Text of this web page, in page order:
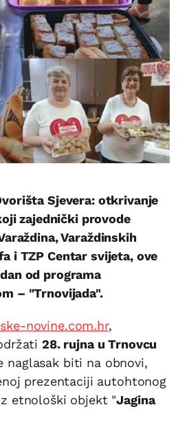
Sjevera: otkrivanje
zajednički provode
Varaždinskih
i TZP Centar svijeta, ove
od programa
– "Trnovijada".
novine.com.hr,
28. rujna u Trnovcu
naglasak biti na obnovi,
prezentaciji autohtonog
etnološki objekt "Jagina